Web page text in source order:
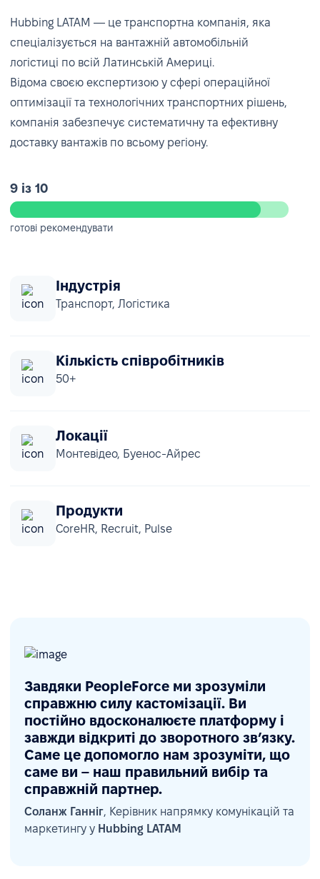
Hubbing LATAM — це транспортна компанія, яка
спеціалізується на вантажній автомобільній
логістиці по всій Латинській Америці.
Відома своєю експертизою у сфері операційної
оптимізації та технологічних транспортних рішень,
компанія забезпечує систематичну та ефективну
доставку вантажів по всьому регіону.
9 із 10
готові рекомендувати
Індустрія
Транспорт, Логістика
Кількість співробітників
50+
Локації
Монтевідео, Буенос-Айрес
Продукти
CoreHR, Recruit, Pulse
Завдяки PeopleForce ми зрозуміли
справжню силу кастомізації. Ви
постійно вдосконалюєте платформу і
завжди відкриті до зворотного зв’язку.
Саме це допомогло нам зрозуміти, що
саме ви – наш правильний вибір та
справжній партнер.
Соланж Ганніг, Керівник напрямку комунікацій та
маркетингу у Hubbing LATAM